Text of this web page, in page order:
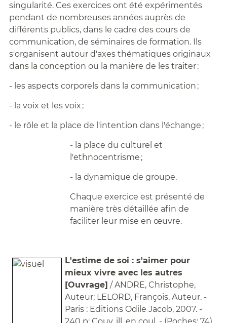
singularité. Ces exercices ont été expérimentés
pendant de nombreuses années auprès de
différents publics, dans le cadre des cours de
communication, de séminaires de formation. Ils
s'organisent autour d'axes thématiques originaux
dans la conception ou la manière de les traiter :
- les aspects corporels dans la communication ;
- la voix et les voix ;
- le rôle et la place de l'intention dans l'échange ;
- la place du culturel et
l'ethnocentrisme ;
- la dynamique de groupe.
Chaque exercice est présenté de
manière très détaillée afin de
faciliter leur mise en œuvre.
L'estime de soi : s'aimer pour
mieux vivre avec les autres
[Ouvrage] / ANDRE, Christophe,
Auteur; LELORD, François, Auteur. -
Paris : Editions Odile Jacob, 2007. -